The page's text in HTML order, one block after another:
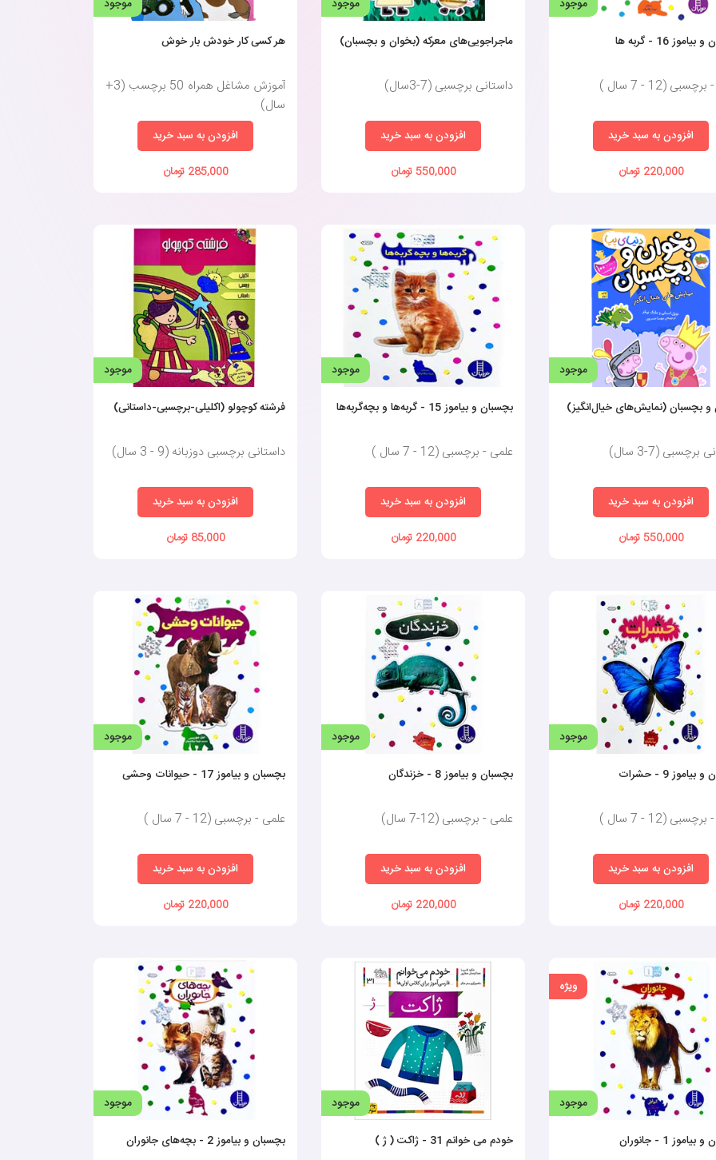
کتاب برچسب دار کودک
بسیاری است که می‌تواند تاثیرات مثبت فراوانی بر رشد و توسعه آن‌ها داشته باشد. مزایا و کاربردهای استفاده از کتاب برچسبی کودکان را در
کودکان فراهم می‌کنند تا داستان‌های خود را بسازند و خلاقیت خود را به‌کار گیرند. این فرایند به توسعه تخیل و نوآوری در کودکان کمک می‌کند.
و دست برای رشد و انجام درست فعالیت‌های کودک امری پراهمیت است.
عدم تمرکز در حین انجام فعالیت‌های درسی و یادگیری مواجه نخواهد شد.
کودکان است که به معنای توانایی توجه به یک فعالیت یا موضوع خاص برای مدت‌زمان معین است. تمرکز به کودکان کمک می‌کند تا مهارت‌های
است که به‌صورت تعاملی به کودکان آموزش داده می‌شود. این نوع یادگیری به کودکان کمک می‌کند تا مفاهیم جدید را بهتر درک کرده و
جدیدی آشنا شده و مهارت‌های زبانی آن‌ها تقویت می‌شود. توضیح‌دادن تصاویر و برچسب‌ها نیز به افزایش دایره لغات و بهبود توانایی‌های زبانی
از کتاب را تکمیل می‌کنند، احساس موفقیت و اعتمادبه‌نفس بیشتری پیدا می‌کنند. این حس موفقیت می‌تواند انگیزه‌ای برای انجام فعالیت‌های
موجود
16 - گربه ها
(12 - 7 سال )
افزودن به سبد خرید
220,000 تومان
موجود
ماجراجویی‌های معرکه (بخوان و بچسبان)
داستانی برچسبی (7-3سال)
افزودن به سبد خرید
550,000 تومان
موجود
هر کسی کار خودش بار خوش
آموزش مشاغل همراه 50 برچسب (3+
سال)
افزودن به سبد خرید
285,000 تومان
موجود
و بچسبان (نمایش‌های خیال‌انگیز)
برچسبی (7-3 سال)
افزودن به سبد خرید
550,000 تومان
موجود
بچسبان و بیاموز 15 - گربه‌ها و بچه‌گربه‌ها
علمی - برچسبی (12 - 7 سال )
افزودن به سبد خرید
220,000 تومان
موجود
فرشته کوچولو (اکلیلی-برچسبی-داستانی)
داستانی برچسبی دوزبانه (9 - 3 سال)
افزودن به سبد خرید
85,000 تومان
موجود
9 - حشرات
(12 - 7 سال )
افزودن به سبد خرید
220,000 تومان
موجود
بچسبان و بیاموز 8 - خزندگان
علمی - برچسبی (12-7 سال)
افزودن به سبد خرید
220,000 تومان
موجود
بچسبان و بیاموز 17 - حیوانات وحشی
علمی - برچسبی (12 - 7 سال )
افزودن به سبد خرید
220,000 تومان
موجود
ویژه
1 - جانوران
موجود
خودم می خوانم 31 - ژاکت ( ژ )
موجود
بچسبان و بیاموز 2 - بچه‌های جانوران